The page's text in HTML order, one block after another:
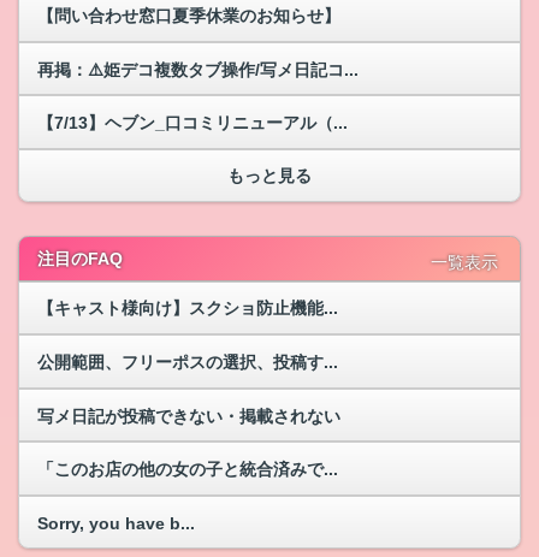
【問い合わせ窓口夏季休業のお知らせ】
再掲：⚠️姫デコ複数タブ操作/写メ日記コ...
【7/13】ヘブン_口コミリニューアル（...
もっと見る
注目のFAQ 一覧表示
【キャスト様向け】スクショ防止機能...
公開範囲、フリーポスの選択、投稿す...
写メ日記が投稿できない・掲載されない
「このお店の他の女の子と統合済みで...
Sorry, you have b...